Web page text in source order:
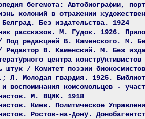
бегемота: Автобиографии,
колоний в отражении
Без издательства. 1924
рассказов. М. Гудок. 1926.
Под редакцией В. Каменского. М.
/ Редактор В. Каменский. М. Без
центра
штук / Комитет поэзии
Л. Молодая гвардия. 1925.
воспоминания комсомольцев -
М. ВЦИК. 1918
Киев. Политическое
Ростов-на-Дону.